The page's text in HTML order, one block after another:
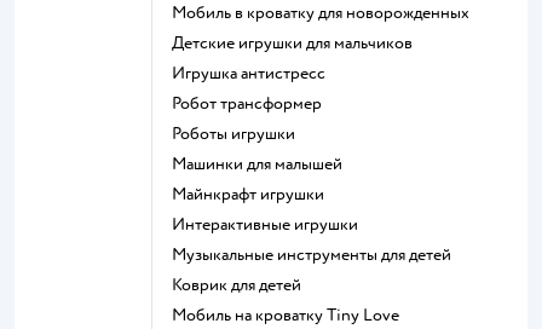
Мобиль в кроватку для новорожденных
Детские игрушки для мальчиков
Игрушка антистресс
Робот трансформер
Роботы игрушки
Машинки для малышей
Майнкрафт игрушки
Интерактивные игрушки
Музыкальные инструменты для детей
Коврик для детей
Мобиль на кроватку Tiny Love